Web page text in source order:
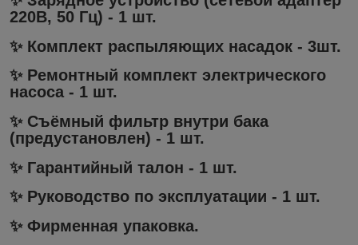
220В, 50 Гц) - 1 шт.
✨ Комплект распыляющих насадок - 3шт.
✨ Ремонтный комплект электрического
насоса - 1 шт.
✨ Съёмный фильтр внутри бака
(предустановлен) - 1 шт.
✨ Гарантийный талон - 1 шт.
✨ Руководство по эксплуатации - 1 шт.
✨ Фирменная упаковка.